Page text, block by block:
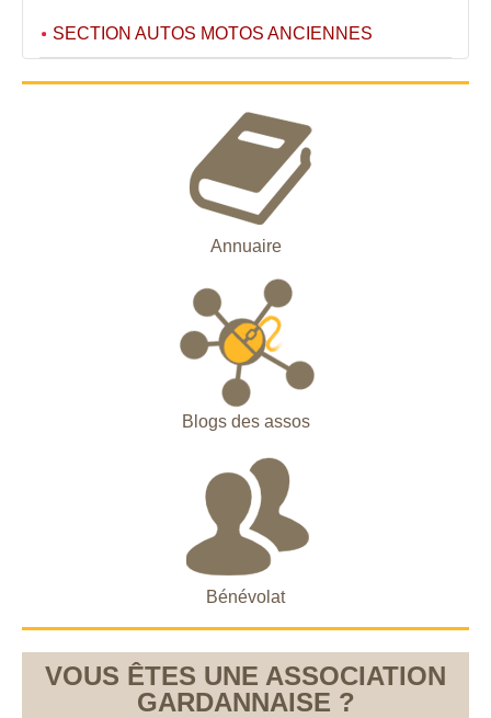
SECTION AUTOS MOTOS ANCIENNES
Annuaire
Blogs des assos
Bénévolat
VOUS ÊTES UNE ASSOCIATION
GARDANNAISE ?